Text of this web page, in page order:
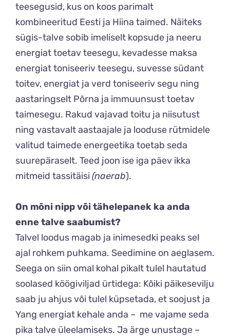
teesegusid, kus on koos parimalt
kombineeritud Eesti ja Hiina taimed. Näiteks
sügis-talve sobib imeliselt kopsude ja neeru
energiat toetav teesegu, kevadesse maksa
energiat toniseeriv teesegu, suvesse südant
toitev, energiat ja verd toniseeriv segu ning
aastaringselt Põrna ja immuunsust toetav
taimesegu. Rakud vajavad toitu ja niisutust
ning vastavalt aastaajale ja looduse rütmidele
valitud taimede energeetika toetab seda
suurepäraselt. Teed joon ise iga päev ikka
mitmeid tassitäisi (naerab).
On mõni nipp või tähelepanek ka anda
enne talve saabumist?
Talvel loodus magab ja inimesedki peaks sel
ajal rohkem puhkama. Seedimine on aeglasem.
Seega on siin omal kohal pikalt tulel hautatud
soolased köögiviljad ürtidega: Kõiki päikesevilju
saab ju ahjus või tulel küpsetada, et soojust ja
Yang energiat kehale anda – me vajame seda
pika talve üleelamiseks. Ja ärge unustage –